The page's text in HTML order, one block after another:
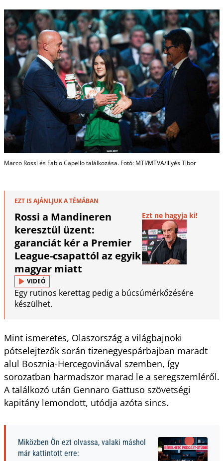
Marco Rossi és Fabio Capello találkozása. Fotó: MTI/MTVA/Illyés Tibor
EZT IS AJÁNLJUK A TÉMÁBAN
Rossi a Mandineren
keresztül üzent:
garanciát kér a Premier
League-csapattól az egyik
magyar miatt
Ezt ne hagyja ki!
VIDEÓ
Egy rutinos kerettag pedig a búcsúmérkőzésére
készülhet.
Mint ismeretes, Olaszország a világbajnoki
pótselejtezők során tizenegyespárbajban maradt
alul Bosznia-Hercegovinával szemben, így
sorozatban harmadszor marad le a seregszemléről.
A találkozó után Gennaro Gattuso szövetségi
kapitány lemondott, utódja azóta sincs.
Miközben Ön ezt olvassa, valaki máshol
már kattintott erre: